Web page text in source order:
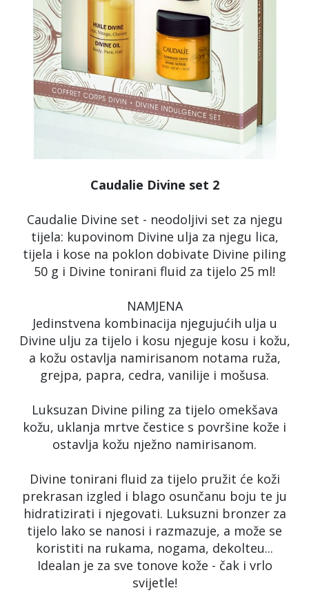
Caudalie Divine set 2
Caudalie Divine set - neodoljivi set za njegu
tijela: kupovinom Divine ulja za njegu lica,
tijela i kose na poklon dobivate Divine piling
50 g i Divine tonirani fluid za tijelo 25 ml!
NAMJENA
Jedinstvena kombinacija njegujućih ulja u
Divine ulju za tijelo i kosu njeguje kosu i kožu,
a kožu ostavlja namirisanom notama ruža,
grejpa, papra, cedra, vanilije i mošusa.
Luksuzan Divine piling za tijelo omekšava
kožu, uklanja mrtve čestice s površine kože i
ostavlja kožu nježno namirisanom.
Divine tonirani fluid za tijelo pružit će koži
prekrasan izgled i blago osunčanu boju te ju
hidratizirati i njegovati. Luksuzni bronzer za
tijelo lako se nanosi i razmazuje, a može se
koristiti na rukama, nogama, dekolteu...
Idealan je za sve tonove kože - čak i vrlo
svijetle!